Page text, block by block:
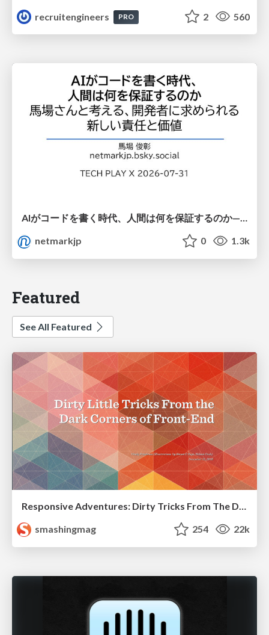
recruitengineers
PRO 2 560
AIがコードを書く時代、人間は何を保証するのか———馬場さんと考える、開発者に求められる新しい責任と価値 - TECH PLAY
netmarkjp
0 1.3k
Featured
See All Featured
Responsive Adventures: Dirty Tricks From The Dark Corners of Front-End
smashingmag
254 22k